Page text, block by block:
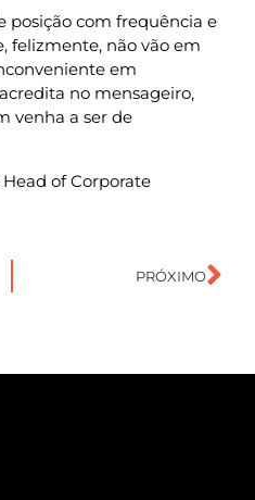
posição com frequência e
felizmente, não vão em
em
no mensageiro,
venha a ser de
of Corporate
PRÓXIMO